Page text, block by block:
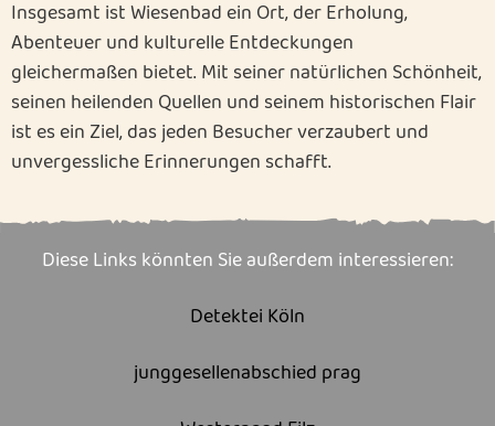
Insgesamt ist Wiesenbad ein Ort, der Erholung,
Abenteuer und kulturelle Entdeckungen
gleichermaßen bietet. Mit seiner natürlichen Schönheit,
seinen heilenden Quellen und seinem historischen Flair
ist es ein Ziel, das jeden Besucher verzaubert und
unvergessliche Erinnerungen schafft.
Diese Links könnten Sie außerdem interessieren:
Detektei Köln
junggesellenabschied prag